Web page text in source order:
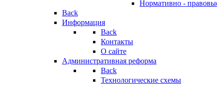
Нормативно -
Back
Информация
Back
Контакты
О сайте
Административная реформа
Back
Технологические схемы